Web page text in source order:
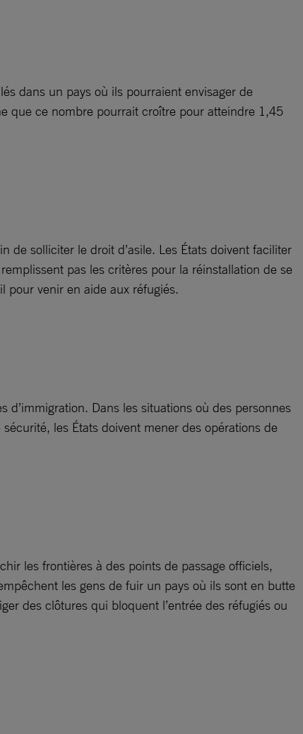
dans un pays où ils pourraient envisager de
que ce nombre pourrait croître pour atteindre 1,45
de solliciter le droit d’asile. Les États doivent faciliter
pas les critères pour la réinstallation de se
pour venir en aide aux réfugiés.
Dans les situations où des personnes
les États doivent mener des opérations de
les frontières à des points de passage officiels,
les gens de fuir un pays où ils sont en butte
des clôtures qui bloquent l’entrée des réfugiés ou